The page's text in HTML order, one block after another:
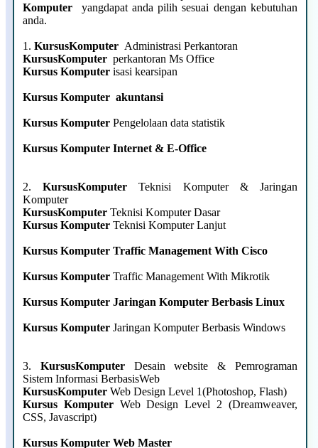
Komputer
yangdapat anda pilih sesuai dengan kebutuhan
anda.
1. KursusKomputer Administrasi Perkantoran
KursusKomputer perkantoran Ms Office
Kursus Komputer isasi kearsipan
Kursus Komputer akuntansi
Kursus Komputer Pengelolaan data statistik
Kursus Komputer Internet & E-Office
2.KursusKomputer Teknisi Komputer & Jaringan
Komputer
KursusKomputer Teknisi Komputer Dasar
Kursus Komputer Teknisi Komputer Lanjut
Kursus Komputer Traffic Management With Cisco
Kursus Komputer Traffic Management With Mikrotik
Kursus Komputer Jaringan Komputer Berbasis Linux
Kursus Komputer Jaringan Komputer Berbasis Windows
3. KursusKomputerDesain website & Pemrograman
Sistem Informasi BerbasisWeb
KursusKomputer Web Design Level 1(Photoshop, Flash)
Kursus KomputerWeb Design Level 2 (Dreamweaver,
CSS, Javascript)
Kursus Komputer Web Master